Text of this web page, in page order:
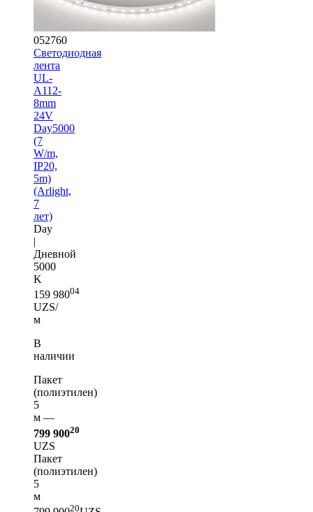
052760
Светодиодная
лента
UL-
A112-
8mm
24V
Day5000
(7
W/m,
IP20,
5m)
(Arlight,
7
лет)
Day
|
Дневной
5000
K
159 98004
UZS/
м
В
наличии
Пакет
(полиэтилен)
5
м —
799 90020
UZS
Пакет
(полиэтилен)
5
м
20